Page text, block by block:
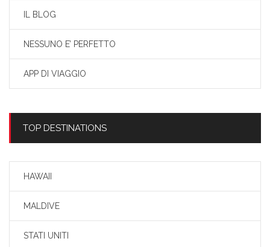
IL BLOG
NESSUNO E’ PERFETTO
APP DI VIAGGIO
TOP DESTINATIONS
HAWAII
MALDIVE
STATI UNITI